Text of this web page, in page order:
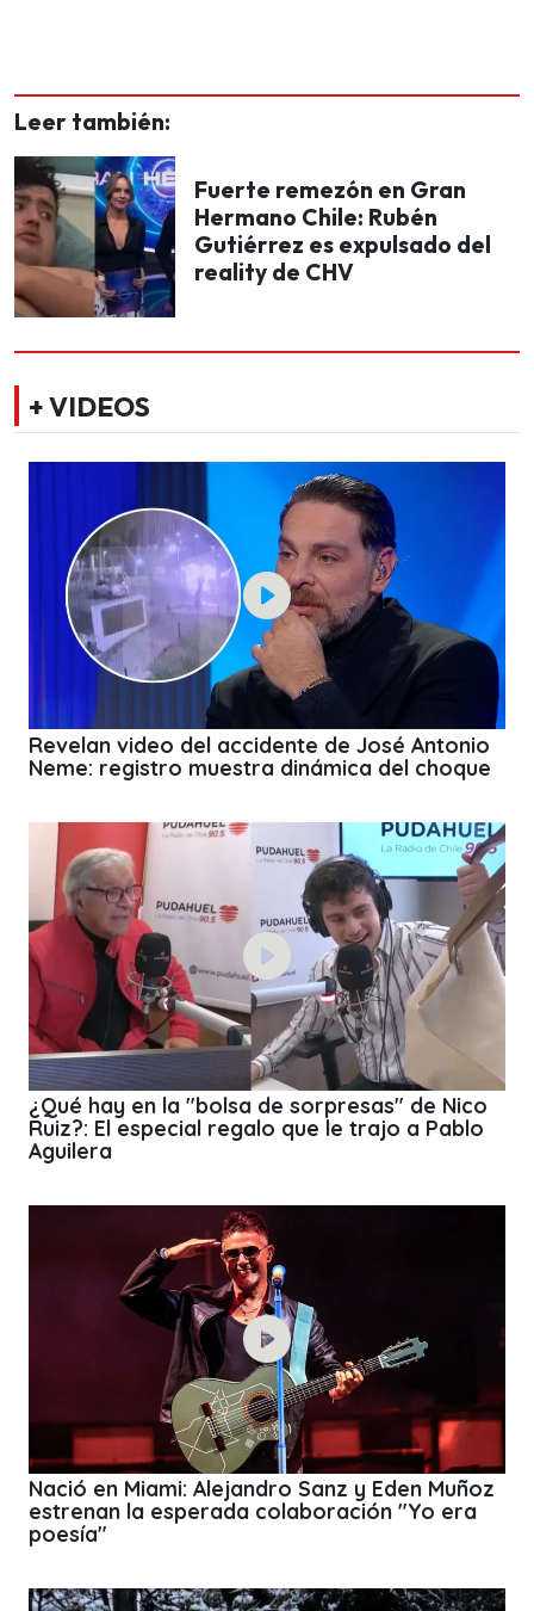
Leer también:
Fuerte remezón en Gran
Hermano Chile: Rubén
Gutiérrez es expulsado del
reality de CHV
+ VIDEOS
Revelan video del accidente de José Antonio
Neme: registro muestra dinámica del choque
¿Qué hay en la "bolsa de sorpresas" de Nico
Ruiz?: El especial regalo que le trajo a Pablo
Aguilera
Nació en Miami: Alejandro Sanz y Eden Muñoz
estrenan la esperada colaboración "Yo era
poesía"